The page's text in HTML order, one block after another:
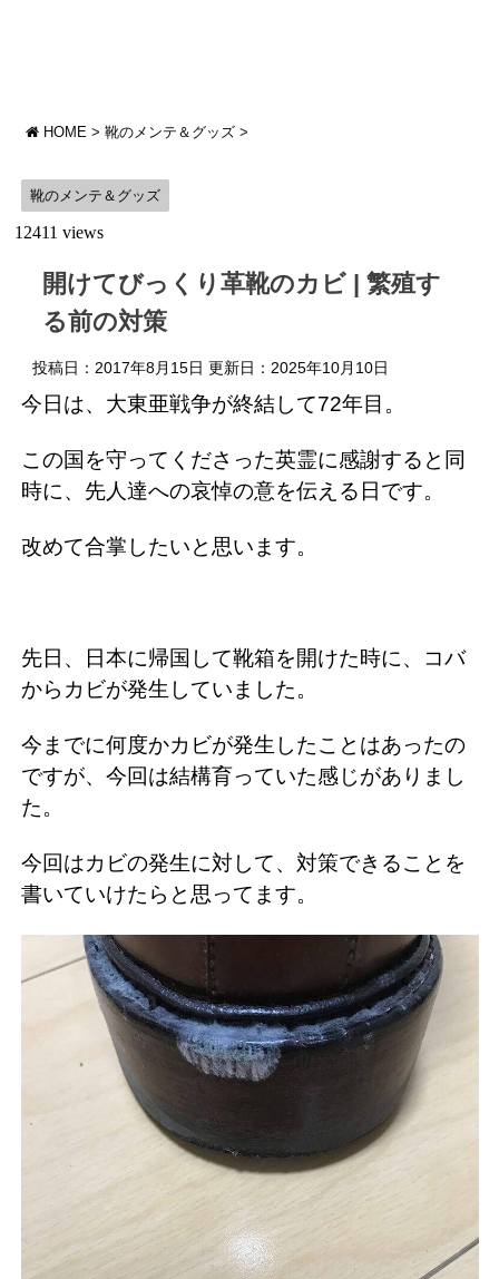
HOME > 靴のメンテ＆グッズ >
靴のメンテ＆グッズ
12411 views
開けてびっくり革靴のカビ | 繁殖す
る前の対策
投稿日：2017年8月15日 更新日： 2025年10月10日
今日は、大東亜戦争が終結して72年目。
この国を守ってくださった英霊に感謝すると同
時に、先人達への哀悼の意を伝える日です。
改めて合掌したいと思います。
先日、日本に帰国して靴箱を開けた時に、コバ
からカビが発生していました。
今までに何度かカビが発生したことはあったの
ですが、今回は結構育っていた感じがありまし
た。
今回はカビの発生に対して、対策できることを
書いていけたらと思ってます。